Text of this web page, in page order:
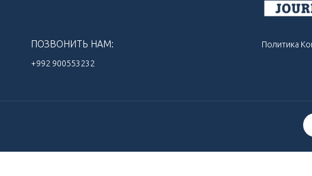
ПОЗВОНИТЬ НАМ:
+992 900553232‬
Политика